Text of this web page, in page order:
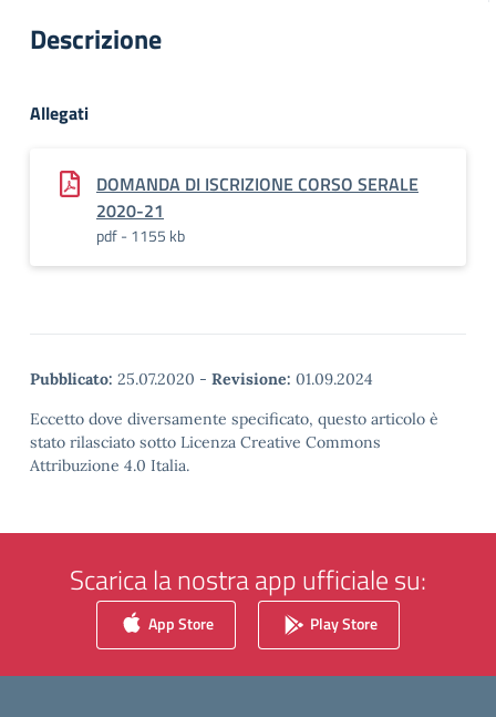
Descrizione
Allegati
DOMANDA DI ISCRIZIONE CORSO SERALE
2020-21
pdf - 1155 kb
Pubblicato: 25.07.2020 - Revisione: 01.09.2024
Eccetto dove diversamente specificato, questo articolo è
stato rilasciato sotto Licenza Creative Commons
Attribuzione 4.0 Italia.
Scarica la nostra app ufficiale su:
App Store Play Store